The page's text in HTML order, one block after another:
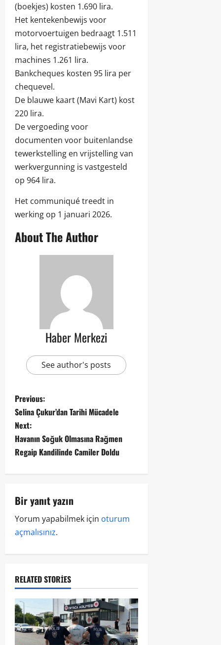
(boekjes) kosten 1.690 lira.
Het kentekenbewijs voor
motorvoertuigen bedraagt 1.511
lira, het registratiebewijs voor
machines 1.261 lira.
Bankcheques kosten 95 lira per
chequevel.
De blauwe kaart (Mavi Kart) kost
220 lira.
De vergoeding voor
documenten voor buitenlandse
tewerkstelling en vrijstelling van
werkvergunning is vastgesteld
op 964 lira.
Het communiqué treedt in
werking op 1 januari 2026.
About The Author
Haber Merkezi
See author's posts
Previous:
Selina Çukur’dan Tarihi Mücadele
Next:
Havanın Soğuk Olmasına Rağmen
Regaip Kandilinde Camiler Doldu
Bir yanıt yazın
Yorum yapabilmek için oturum
açmalısınız.
RELATED STORIES